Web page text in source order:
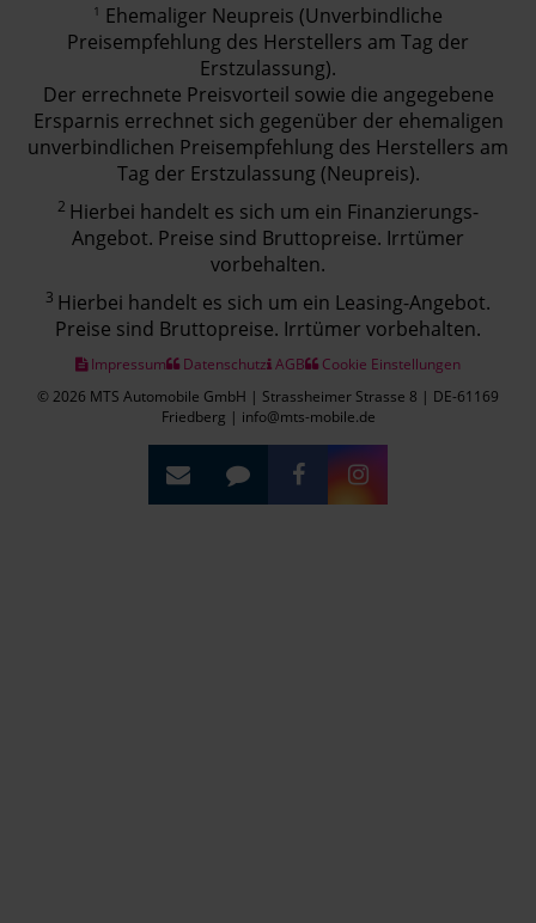
1 Ehemaliger Neupreis (Unverbindliche
Preisempfehlung des Herstellers am Tag der
Erstzulassung).
Der errechnete Preisvorteil sowie die angegebene
Ersparnis errechnet sich gegenüber der ehemaligen
unverbindlichen Preisempfehlung des Herstellers am
Tag der Erstzulassung (Neupreis).
2 Hierbei handelt es sich um ein Finanzierungs-
Angebot. Preise sind Bruttopreise. Irrtümer
vorbehalten.
3 Hierbei handelt es sich um ein Leasing-Angebot.
Preise sind Bruttopreise. Irrtümer vorbehalten.
Impressum Datenschutz AGB
Cookie Einstellungen
© 2026 MTS Automobile GmbH | Strassheimer Strasse 8 | DE-61169
Friedberg | info@mts-mobile.de